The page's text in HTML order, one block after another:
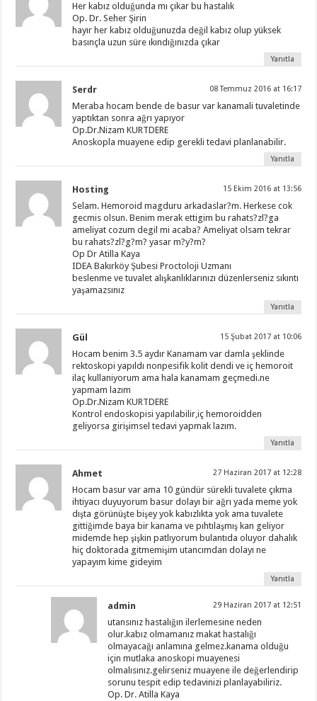
Her kabız olduğunda mı çıkar bu hastalık
Op. Dr. Seher Şirin
hayır her kabız olduğunuzda değil kabız olup yüksek
basınçla uzun süre ıkındığınızda çıkar
Yanıtla
Serdr 08 Temmuz 2016 at 16:17
Meraba hocam bende de basur var kanamali tuvaletinde
yaptıktan sonra ağrı yapıyor
Op.Dr.Nizam KURTDERE
Anoskopla muayene edip gerekli tedavi planlanabilir.
Yanıtla
Hosting 15 Ekim 2016 at 13:56
Selam. Hemoroid magduru arkadaslar?m. Herkese cok
gecmis olsun. Benim merak ettigim bu rahats?zl?ga
ameliyat cozum degil mi acaba? Ameliyat olsam tekrar
bu rahats?zl?g?m? yasar m?y?m?
Op Dr Atilla Kaya
IDEA Bakırköy Şubesi Proctoloji Uzmanı
beslenme ve tuvalet alışkanlıklarınızı düzenlerseniz sıkıntı
yaşamazsınız
Yanıtla
Gül 15 Şubat 2017 at 10:06
Hocam benim 3.5 aydır Kanamam var damla şeklinde
rektoskopi yapıldı nonpesifik kolit dendi ve iç hemoroit
ilaç kullaniyorum ama hala kanamam geçmedi.ne
yapmam lazım
Op.Dr.Nizam KURTDERE
Kontrol endoskopisi yapılabilir,iç hemoroidden
geliyorsa girişimsel tedavi yapmak lazım.
Yanıtla
Ahmet 27 Haziran 2017 at 12:28
Hocam basur var ama 10 gündür sürekli tuvalete çıkma
ihtiyacı duyuyorum basur dolayı bir ağrı yada meme yok
dışta görünüşte bişey yok kabızlıkta yok ama tuvalete
gittiğimde baya bir kanama ve pıhtılaşmış kan geliyor
midemde hep şişkin patlıyorum bulantıda oluyor dahalık
hiç doktorada gitmemişim utancımdan dolayı ne
yapayım kime gideyim
Yanıtla
admin 29 Haziran 2017 at 12:51
utansınız hastalığın ilerlemesine neden
olur.kabız olmamanız makat hastalığı
olmayacağı anlamına gelmez.kanama olduğu
için mutlaka anoskopi muayenesi
olmalısınız.gelirseniz muayene ile değerlendirip
sorunu tespit edip tedavinizi planlayabiliriz.
Op. Dr. Atilla Kaya